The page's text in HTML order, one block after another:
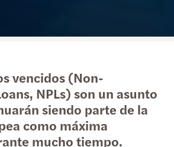
vencidos (Non-
NPLs) son un asunto
siendo parte de la
como máxima
mucho tiempo.